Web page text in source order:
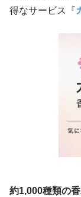
得なサービス『
約1,000種類の